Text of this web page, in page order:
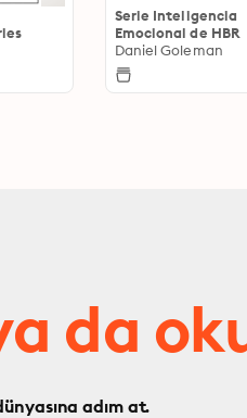
Serie Inteligencia
Emocional de HBR
Daniel Goleman
da
adım at.